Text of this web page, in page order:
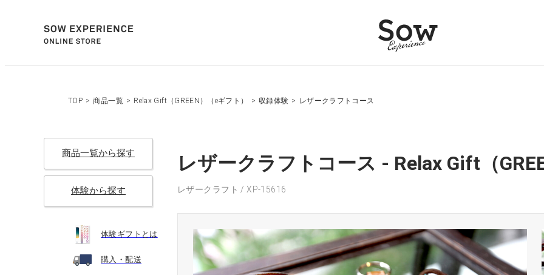
TOP > 商品一覧 > Relax Gift（GREEN）（eギフト） > 収録体験 > レザークラフトコース
商品一覧から探す
体験から探す
体験ギフトとは
購入・配送
レザークラフトコース - Relax Gift（
レザークラフト / XP-15616